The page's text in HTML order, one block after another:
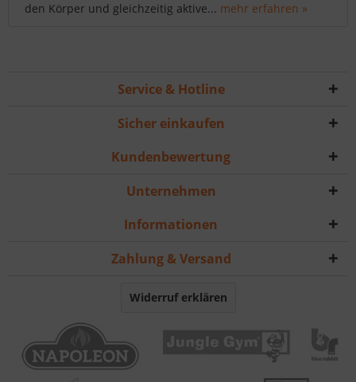
den Körper und gleichzeitig aktive... mehr erfahren »
Service & Hotline
Sicher einkaufen
Kundenbewertung
Unternehmen
Informationen
Zahlung & Versand
Widerruf erklären